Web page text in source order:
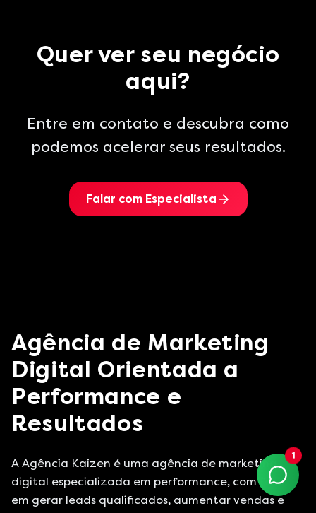
Quer ver seu negócio
aqui?
Entre em contato e descubra como
podemos acelerar seus resultados.
Falar com Especialista
Agência de Marketing
Digital Orientada a
Performance e
Resultados
A Agência Kaizen é uma agência de marketing
digital especializada em performance, com foco
em gerar leads qualificados, aumentar vendas e
1